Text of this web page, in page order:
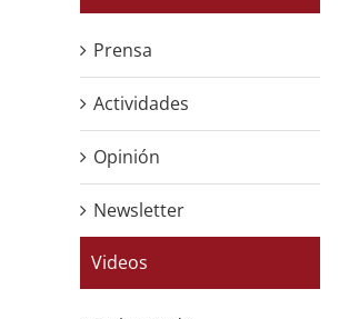
Prensa
Actividades
Opinión
Newsletter
Videos